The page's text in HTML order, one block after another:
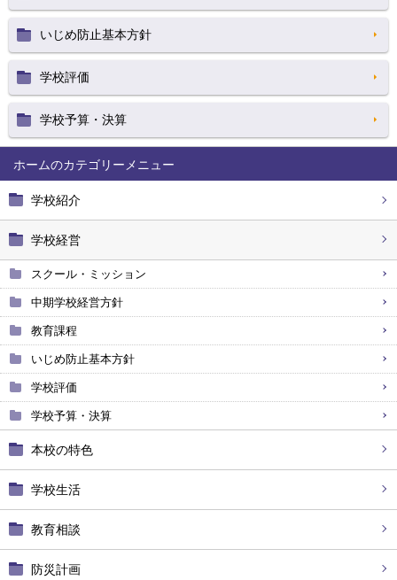
ホーム
学校紹介
学校経営
スクール・ミッション
中期学校経営方針
教育課程
いじめ防止基本方針
学校評価
学校予算・決算
本校の特色
学校生活
教育相談
防災計画
いじめ防止基本方針
学校評価
学校予算・決算